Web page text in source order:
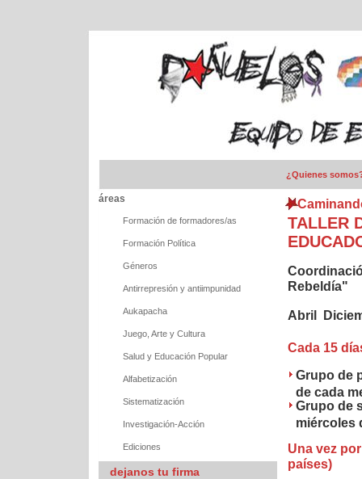
¿Quienes
áreas
Formación de formadores/as
Formación Política
Géneros
Antirrepresión y antiimpunidad
Aukapacha
Juego, Arte y Cultura
Salud y Educación Popular
Alfabetización
Sistematización
Investigación-Acción
Ediciones
dejanos tu firma
TALLER
Rebeldía"
Abril 
Cada 15
Grupo de
de cada
Grupo de
miércoles
Una vez
países)